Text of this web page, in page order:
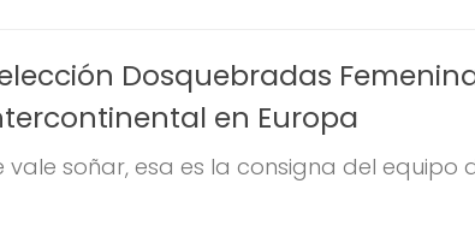
Dosquebradas
en Europa
vale soñar, esa es la consigna del equipo